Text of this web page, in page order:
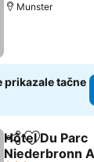
Munster
prikazale tačne
Deli Dodati u
Hôtel Du Parc
Niederbronn